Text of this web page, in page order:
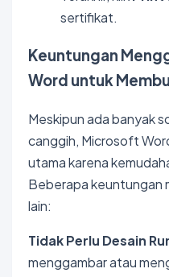
sertifikat.
Keuntungan
Word untuk
Meskipun ada banyak
canggih, Microsoft
utama karena
Beberapa keuntungan
lain:
Tidak Perlu Desain
menggambar atau